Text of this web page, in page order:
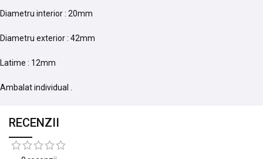
Diametru interior : 20mm
Diametru exterior : 42mm
Latime : 12mm
Ambalat individual .
RECENZII